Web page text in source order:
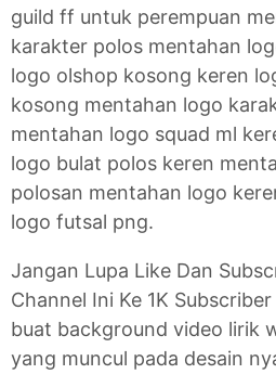
guild ff untuk perempuan
karakter polos mentahan
logo olshop kosong keren
kosong mentahan logo
mentahan logo squad ml
logo bulat polos keren
polosan mentahan logo
logo futsal png.
Jangan Lupa Like Dan
Channel Ini Ke 1K
buat background video lirik
yang muncul pada desain